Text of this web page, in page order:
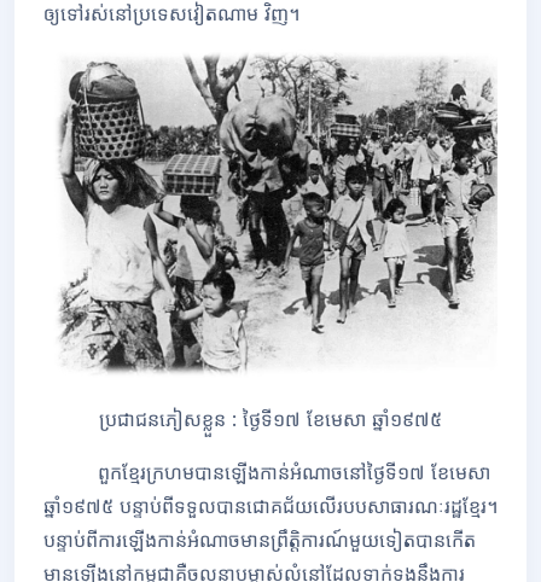
ឲ្យទៅរស់នៅប្រទេសវៀតណាមវិញ។
ប្រជាជនភៀសខ្លួន : ថ្ងៃទី១៧ ខែមេសា ឆ្នាំ១៩៧៥
ពួកខ្មែរក្រហមបានឡើងកាន់អំណាចនៅថ្ងៃទី១៧ ខែមេសា
ឆ្នាំ១៩៧៥ បន្ទាប់ពីទទួលបានជោគជ័យលើរបបសាធារណៈរដ្ឋខ្មែរ។
បន្ទាប់ពីការឡើងកាន់អំណាចមានព្រឹត្តិការណ៍មួយទៀតបានកើត
មានឡើងនៅកម្ពុជាគឺចលនាបម្លាស់លំនៅដែលទាក់ទងនឹងការ